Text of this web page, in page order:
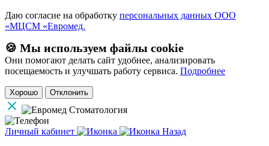
Даю согласие на обработку персональных данных ООО
«МЦСМ «Евромед.
🍪 Мы используем файлы cookie
Они помогают делать сайт удобнее, анализировать
посещаемость и улучшать работу сервиса. Подробнее
Хорошо Отклонить
Личный кабинет
Назад